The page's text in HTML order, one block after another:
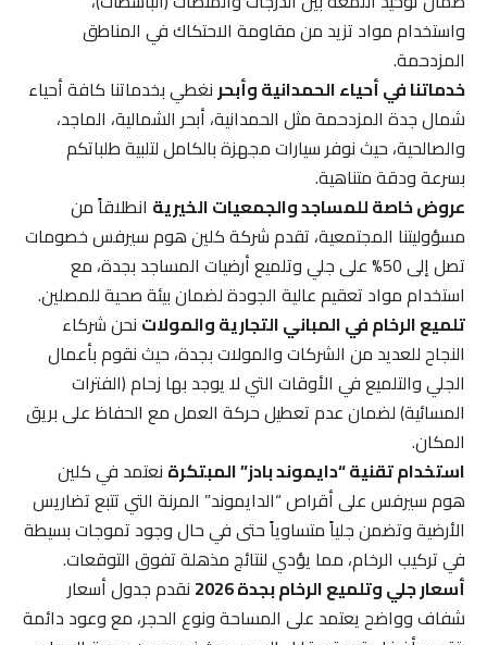
واستخدام مواد تزيد من مقاومة الاحتكاك في المناطق
المزدحمة.
خدماتنا في أحياء الحمدانية وأبحرنغطي بخدماتنا كافة أحياء
شمال جدة المزدحمة مثل الحمدانية، أبحر الشمالية، الماجد،
والصالحية، حيث نوفر سيارات مجهزة بالكامل لتلبية طلباتكم
بسرعة ودقة متناهية.
عروض خاصة للمساجد والجمعيات الخيريةانطلاقاً من
مسؤوليتنا المجتمعية، تقدم شركة كلين هوم سيرفس خصومات
تصل إلى 50% على جلي وتلميع أرضيات المساجد بجدة، مع
استخدام مواد تعقيم عالية الجودة لضمان بيئة صحية للمصلين.
تلميع الرخام في المباني التجارية والمولاتنحن شركاء
النجاح للعديد من الشركات والمولات بجدة، حيث نقوم بأعمال
الجلي والتلميع في الأوقات التي لا يوجد بها زحام (الفترات
المسائية) لضمان عدم تعطيل حركة العمل مع الحفاظ على بريق
المكان.
استخدام تقنية “دايموند بادز” المبتكرةنعتمد في كلين
هوم سيرفس على أقراص “الدايموند” المرنة التي تتبع تضاريس
الأرضية وتضمن جلياً متساوياً حتى في حال وجود تموجات بسيطة
في تركيب الرخام، مما يؤدي لنتائج مذهلة تفوق التوقعات.
أسعار جلي وتلميع الرخام بجدة 2026
نقدم جدول أسعار
شفاف وواضح يعتمد على المساحة ونوع الحجر، مع وعود دائمة